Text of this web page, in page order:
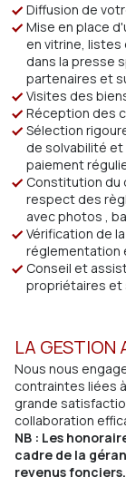
Diffusion de
Mise en place
en vitrine, listes
dans la presse
partenaires et
Visites des
Réception des
Sélection
de solvabilité
paiement
Constitution du
respect des
avec photos ,
Vérification de
réglementation
Conseil et
propriétaires et
LA GESTION
Nous nous
contraintes liées
grande
collaboration
NB : Les
cadre de la
revenus fonciers.